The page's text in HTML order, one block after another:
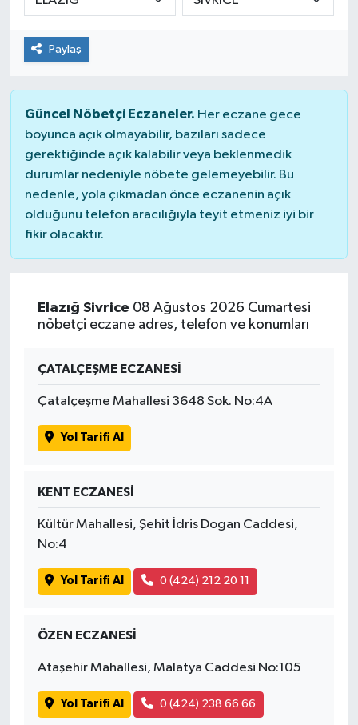
Paylaş
Güncel Nöbetçi Eczaneler. Her eczane gece
boyunca açık olmayabilir, bazıları sadece
gerektiğinde açık kalabilir veya beklenmedik
durumlar nedeniyle nöbete gelemeyebilir. Bu
nedenle, yola çıkmadan önce eczanenin açık
olduğunu telefon aracılığıyla teyit etmeniz iyi bir
fikir olacaktır.
Elazığ Sivrice 08 Ağustos 2026 Cumartesi
nöbetçi eczane adres, telefon ve konumları
ÇATALÇEŞME ECZANESİ
Çatalçeşme Mahallesi 3648 Sok. No:4A
Yol Tarifi Al
KENT ECZANESİ
Kültür Mahallesi, Şehit İdris Dogan Caddesi,
No:4
Yol Tarifi Al 0 (424) 212 20 11
ÖZEN ECZANESİ
Ataşehir Mahallesi, Malatya Caddesi No:105
Yol Tarifi Al 0 (424) 238 66 66